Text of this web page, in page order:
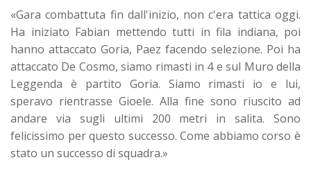
«Gara combattuta fin dall'inizio, non c'era tattica oggi.
Ha iniziato Fabian mettendo tutti in fila indiana, poi
hanno attaccato Goria, Paez facendo selezione. Poi ha
attaccato De Cosmo, siamo rimasti in 4 e sul Muro della
Leggenda è partito Goria. Siamo rimasti io e lui,
speravo rientrasse Gioele. Alla fine sono riuscito ad
andare via sugli ultimi 200 metri in salita. Sono
felicissimo per questo successo. Come abbiamo corso è
stato un successo di squadra.»